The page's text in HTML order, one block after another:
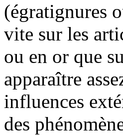
(égratignures
vite sur les
ou en or que
apparaître
influences
des